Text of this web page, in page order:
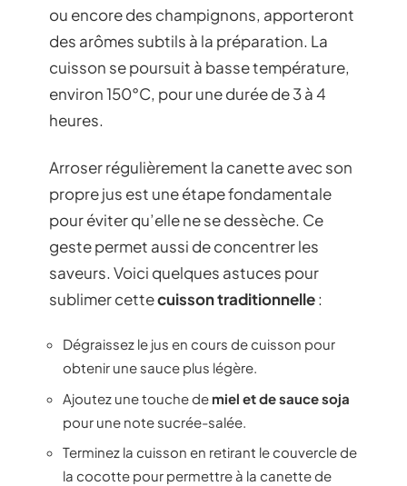
ou encore des champignons, apporteront
des arômes subtils à la préparation. La
cuisson se poursuit à basse température,
environ 150°C, pour une durée de 3 à 4
heures.
Arroser régulièrement la canette avec son
propre jus est une étape fondamentale
pour éviter qu’elle ne se dessèche. Ce
geste permet aussi de concentrer les
saveurs. Voici quelques astuces pour
sublimer cettecuisson traditionnelle:
Dégraissez le jus en cours de cuisson pour
obtenir une sauce plus légère.
Ajoutez une touche de miel et de sauce soja
pour une note sucrée-salée.
Terminez la cuisson en retirant le couvercle de
la cocotte pour permettre à la canette de